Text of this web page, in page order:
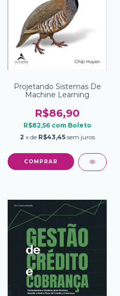
Projetando Sistemas De
Machine Learning
R$86,90
R$82,56 com Boleto
2 x de R$43,45 sem juros